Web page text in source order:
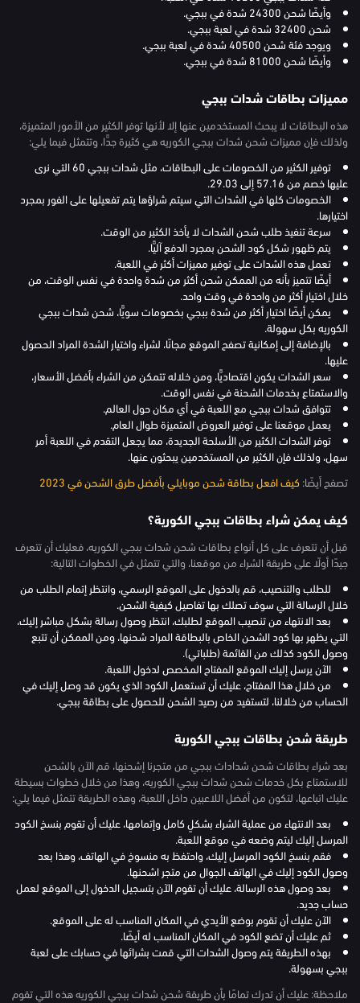
وأيضًا شحن 24300 شدة في ببجي.
شحن 32400 شدة في لعبة ببجي.
ويوجد فئة شحن 40500 شدة في لعبة ببجي.
وأيضًا شحن 81000 شدة في ببجي.
مميزات بطاقات شدات ببجي
هذه البطاقات لا يبحث المستخدمين عنها إلا لأنها توفر الكثير من الأمور المتميزة،
ولذلك فإن مميزات شحن شدات ببجي الكوريه هي كثيرة جدًّا، وتتمثل فيما يلي:
توفير الكثير من الخصومات على البطاقات، مثل شدات ببجي 60 التي نرى
عليها خصم من 57.16 إلى 29.03.
الخصومات كلها في الشدات التي سيتم شراؤها يتم تفعيلها على الفور بمجرد
اختيارها.
سرعة تنفيذ طلب شحن الشدات لا يأخذ الكثير من الوقت.
يتم ظهور شكل كود الشحن بمجرد الدفع آليًّا.
تعمل هذه الشدات على توفير مميزات أكثر في اللعبة.
أيضًا تتميز بأنه من الممكن شحن أكثر من شدة واحدة في نفس الوقت، من
خلال اختيار أكثر من واحدة في وقت واحد.
يمكن أيضًا اختيار أكثر من شدة ببجي بخصومات سويًّا، شحن شدات ببجي
الكوريه بكل سهولة.
بالإضافة إلى إمكانية تصفح الموقع مجانًا، لشراء واختيار الشدة المراد الحصول
عليها.
سعر الشدات يكون اقتصاديًّا، ومن خلاله تتمكن من الشراء بأفضل الأسعار،
والاستمتاع بخدمات الشحنة في نفس الوقت.
تتوافق شدات ببجي مع اللعبة في أي مكان حول العالم.
يعمل موقعنا على توفير العروض المتميزة طوال العام.
توفر الشدات الكثير من الأسلحة الجديدة، مما يجعل التقدم في اللعبة أمر
سهل، ولذلك فإن الكثير من المستخدمين يبحثون عنها.
تصفح أيضًا:كيف افعل بطاقة شحن موبايلي بأفضل طرق الشحن في 2023
كيف يمكن شراء بطاقات ببجي الكورية؟
قبل أن تتعرف على كل أنواع بطاقات شحن شدات ببجي الكوريه، فعليك أن تتعرف
جيدًا أولًا على طريقة الشراء من موقعنا، والتي تتمثل في الخطوات التالية:
للطلب والتنصيب، قم بالدخول على الموقع الرسمي، وانتظر إتمام الطلب من
خلال الرسالة التي سوف تصلك بها تفاصيل كيفية الشحن.
بعد الانتهاء من تنصيب الموقع لطلبك، انتظر وصول رسالة بشكل مباشر إليك،
التي يظهر بها كود الشحن الخاص بالبطاقة المراد شحنها، ومن الممكن أن تتبع
وصول الكود كذلك من القائمة (طلباتي).
الآن يرسل إليك الموقع المفتاح المخصص لدخول اللعبة.
من خلال هذا المفتاح، عليك أن تستعمل الكود الذي يكون قد وصل إليك في
الحساب من خلالنا، لتستفيد من رصيد الشحن للحصول على بطاقة ببجي.
طريقة شحن بطاقات ببجي الكورية
بعد شراء بطاقات شحن شدادات ببجي من متجرنا إشحنها، قم الآن بالشحن
للاستمتاع بكل خدمات شحن شدات ببجي الكوريه، وهذا من خلال خطوات بسيطة
عليك اتباعها، لتكون من أفضل اللاعبين داخل اللعبة، وهذه الطريقة تتمثل فيما يلي:
بعد الانتهاء من عملية الشراء بشكلٍ كامل وإتمامها، عليك أن تقوم بنسخ الكود
المرسل إليك ليتم وضعه في موقع اللعبة.
فقم بنسخ الكود المرسل إليك، واحتفظ به منسوخ في الهاتف، وهذا بعد
وصول الكود إليك في الهاتف الجوال من متجر اشحنها.
بعد وصول هذه الرسالة، عليك أن تقوم الآن بتسجيل الدخول إلى الموقع لعمل
حساب جديد.
الآن عليك أن تقوم بوضع الأيدي في المكان المناسب له على الموقع.
ثم عليك أن تضع الكود في المكان المناسب له أيضًا.
بهذه الطريقة يتم وصول الشدات التي قمت بشرائها في حسابك على لعبة
ببجي بسهولة.
ملاحظة: عليك أن تدرك تمامًا بأن طريقة شحن شدات ببجي الكوريه هذه التي تقوم